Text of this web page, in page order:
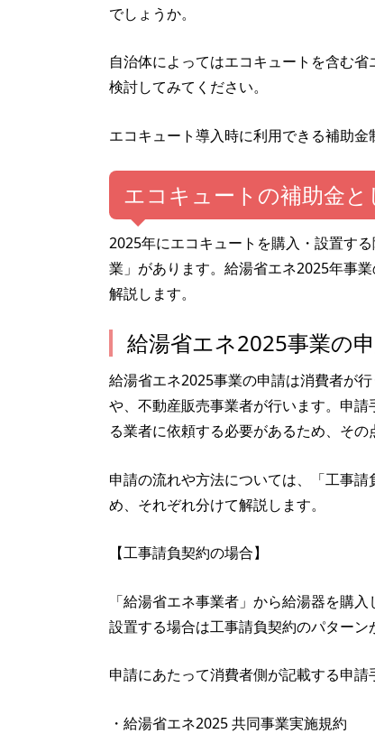
でしょうか。
自治体によってはエコキュートを含む
検討してみてください。
エコキュート導入時に利用できる補助金
エコキュートの補助金と
2025年にエコキュートを購入・設置す
業」があります。給湯省エネ2025年事
解説します。
給湯省エネ2025事業の
給湯省エネ2025事業の申請は消費者が
や、不動産販売事業者が行います。申
る業者に依頼する必要があるため、その
申請の流れや方法については、「工事
め、それぞれ分けて解説します。
【工事請負契約の場合】
「給湯省エネ事業者」から給湯器を購
設置する場合は工事請負契約のパターン
申請にあたって消費者側が記載する申請
・給湯省エネ2025 共同事業実施規約